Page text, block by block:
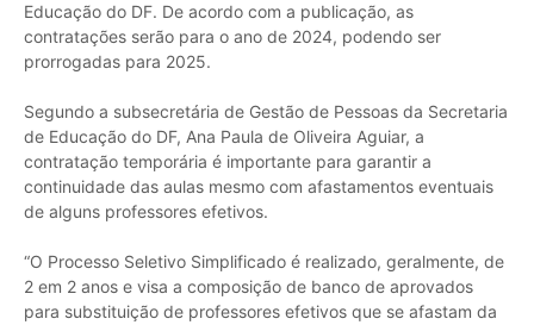
Educação do DF. De acordo com a publicação, as
contratações serão para o ano de 2024, podendo ser
prorrogadas para 2025.
Segundo a subsecretária de Gestão de Pessoas da Secretaria
de Educação do DF, Ana Paula de Oliveira Aguiar, a
contratação temporária é importante para garantir a
continuidade das aulas mesmo com afastamentos eventuais
de alguns professores efetivos.
“O Processo Seletivo Simplificado é realizado, geralmente, de
2 em 2 anos e visa a composição de banco de aprovados
para substituição de professores efetivos que se afastam da